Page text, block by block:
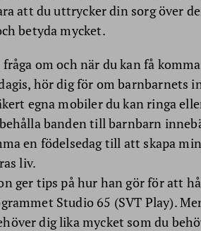
att du uttrycker din sorg över
betyda mycket.
om och när du kan få
hör dig för om barnbarnets
egna mobiler du kan ringa
banden till barnbarn
en födelsedag till att skapa
liv.
ger tips på hur han gör för att
Studio 65 (SVT Play).
dig lika mycket som du